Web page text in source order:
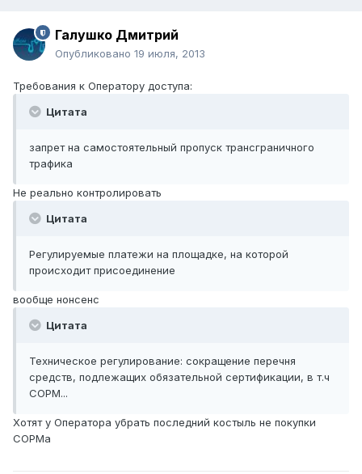
Галушко Дмитрий
Опубликовано 19 июля, 2013
Требования к Оператору доступа:
Цитата
запрет на самостоятельный пропуск трансграничного
трафика
Не реально контролировать
Цитата
Регулируемые платежи на площадке, на которой
происходит присоединение
вообще нонсенс
Цитата
Техническое регулирование: сокращение перечня
средств, подлежащих обязательной сертификации, в т.ч
СОРМ...
Хотят у Оператора убрать последний костыль не покупки
СОРМа